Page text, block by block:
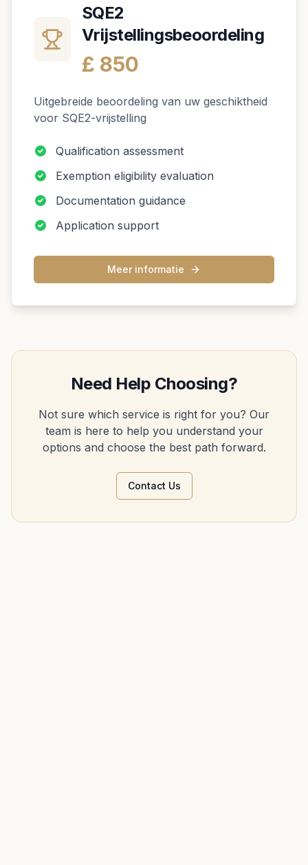
SQE2
Vrijstellingsbeoordeling
£ 850
Uitgebreide beoordeling van uw geschiktheid
voor SQE2-vrijstelling
Qualification assessment
Exemption eligibility evaluation
Documentation guidance
Application support
Meer informatie
Need Help Choosing?
Not sure which service is right for you? Our
team is here to help you understand your
options and choose the best path forward.
Contact Us